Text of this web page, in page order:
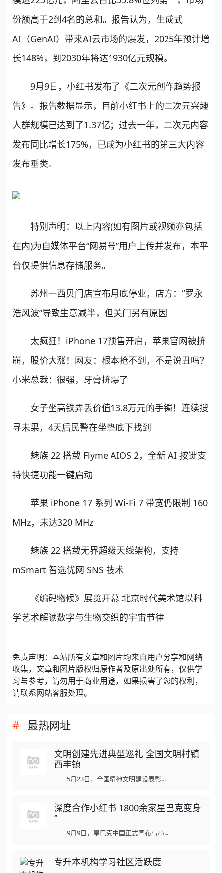
份额高于2到4名的总和。报告认为，生成式
AI（GenAI）带来AI云市场的爆发，2025年预计增
长148%，到2030年将达1930亿元规模。
9月9日，小红书发布了《二次元创作趋势报
告》。报告数据显示，目前小红书上的二次元兴趣
人群规模已达到了1.37亿；过去一年，二次元内容
发布同比增长175%，已成为小红书的第三大内容
发布垂类。
特别声明：以上内容(如有图片或视频亦包括
在内)为自媒体平台“网易号”用户上传并发布，本平
台仅提供信息存储服务。
苏州一西贝门店宣布月底停业，店方：“罗永
浩风波”导致生意减半，但关门另有原因
太疯狂！iPhone 17预售开启，苹果官网被挤
崩，股价大涨！网友：根本抢不到，不是说丑吗？
小米总裁：很强，牙膏挤爆了
女子坐高铁弄丢价值13.8万元的手镯！连续搜
寻未果，4天后民警在坐垫底下找到
魅族 22 搭载 Flyme AIOS 2，全新 AI 按键支
持快捷功能一键启动
苹果 iPhone 17 系列 Wi-Fi 7 带宽仍限制 160
MHz，未达320 MHz
魅族 22 搭载无界超级天线架构，支持
mSmart 智选优网 SNS 技术
《编码物候》展览开幕 北京时代美术馆以科
学艺术解读数字与生物交织的宇宙节律
免责声明：本站所有文章和图片均来自用户分享和网络
收集，文章和图片版权归原作者及原出处所有，仅供学
习与参考，请勿用于商业用途，如果损害了您的权利，
请联系网站客服处理。
最热网址
文明创建先进典型巡礼 全国文明村镇
西丰镇
5月23日，全国精神文明建设表彰...
深度合作小红书 1800余家星巴克变身
“
9月9日，星巴克中国正式宣布与小...
专升本机构学习社区活跃度